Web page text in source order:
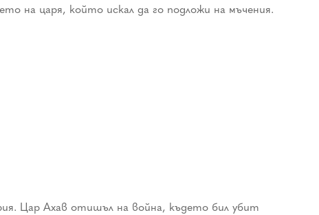
на царя, който искал да го подложи на мъчения.
Цар Ахав отишъл на война, където бил убит